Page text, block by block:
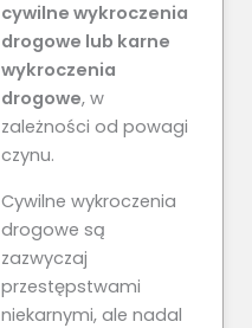
cywilne wykroczenia
drogowe lub karne
wykroczenia
drogowe, w
zależności od powagi
czynu.
Cywilne wykroczenia
drogowe są
zazwyczaj
przestępstwami
niekarnymi, ale nadal